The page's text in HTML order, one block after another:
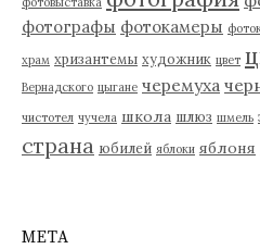
фотографы фотокамеры
храм хризантемы художник цвет
Вернадского цыгане черемуха
чистотел чучела школа шлюз шмель
страна юбилей яблоки яблоня
МЕТА